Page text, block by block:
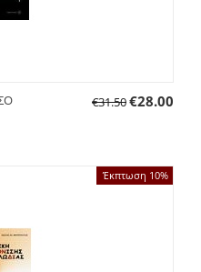
€31.50€28.00
Έκπτωση 10%